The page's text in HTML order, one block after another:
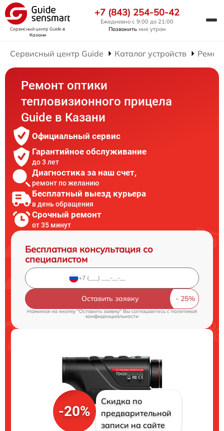
Сервисный центр Guideв
Казани
+7 (843) 254-50-42
Ежедневно с 9:00 до 21:00
Позвонить мне утром
Сервисный центр Guide Каталог устройств
Ремонт оптики
тепловизионного прицела
Guide в Казани
Официальный сервис
Гарантийное обслуживание
до 3 лет
Диагностика за наш счет,
ремонт по желанию
Бесплатный выезд курьера
в день обращения
Срочный ремонт
от 35 минут
Бесплатная консультация со
специалистом
Оставить заявку
Нажимая на кнопку "Оставить заявку" Вы соглашаетесь cполитикой
конфиденциальности
-20%
Скидка по
предварительной
записи на сайте